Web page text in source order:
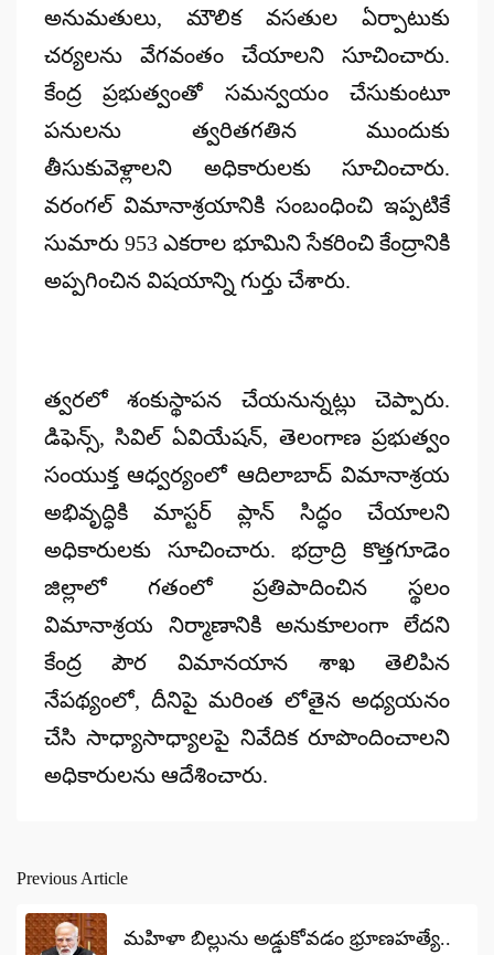
అనుమతులు, మౌలిక వసతుల ఏర్పాటుకు
చర్యలను వేగవంతం చేయాలని సూచించారు.
కేంద్ర ప్రభుత్వంతో సమన్వయం చేసుకుంటూ
పనులను త్వరితగతిన ముందుకు
తీసుకువెళ్లాలని అధికారులకు సూచించారు.
వరంగల్ విమానాశ్రయానికి సంబంధించి ఇప్పటికే
సుమారు 953 ఎకరాల భూమిని సేకరించి కేంద్రానికి
అప్పగించిన విషయాన్ని గుర్తు చేశారు.
త్వరలో శంకుస్థాపన చేయనున్నట్లు చెప్పారు.
డిఫెన్స్, సివిల్ ఏవియేషన్, తెలంగాణ ప్రభుత్వం
సంయుక్త ఆధ్వర్యంలో ఆదిలాబాద్ విమానాశ్రయ
అభివృద్ధికి మాస్టర్ ప్లాన్ సిద్ధం చేయాలని
అధికారులకు సూచించారు. భద్రాద్రి కొత్తగూడెం
జిల్లాలో గతంలో ప్రతిపాదించిన స్థలం
విమానాశ్రయ నిర్మాణానికి అనుకూలంగా లేదని
కేంద్ర పౌర విమానయాన శాఖ తెలిపిన
నేప‌థ్యంలో, దీనిపై మ‌రింత లోతైన అధ్య‌య‌నం
చేసి సాధ్యాసాధ్యాల‌పై నివేదిక రూపొందించాల‌ని
అధికారులను ఆదేశించారు.
Post
navigation
Previous Article
మహిళా బిల్లును అడ్డుకోవడం భ్రూణహత్యే..